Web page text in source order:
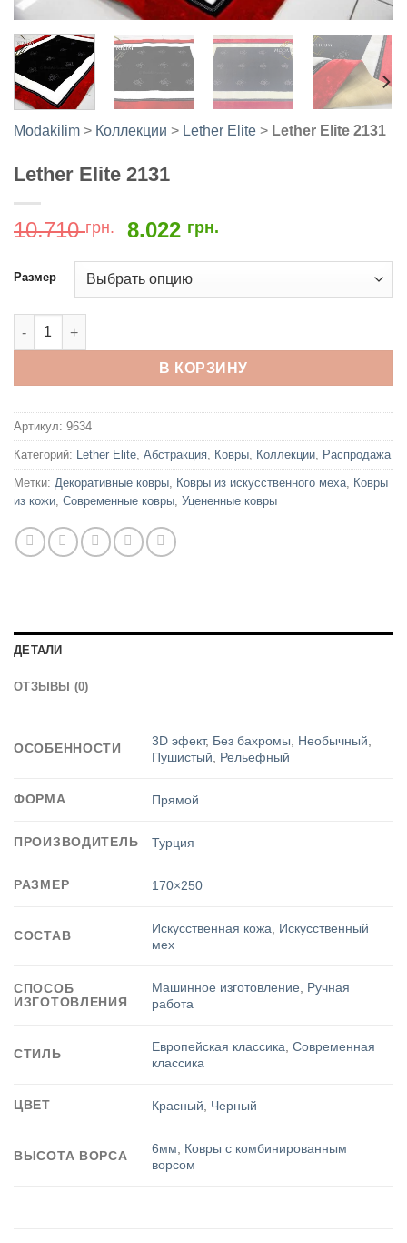
Modakilim > Коллекции > Lether Elite > Lether Elite 2131
Lether Elite 2131
10.710грн.
Первоначальная
составляла
10.710
8.022 грн.
грн..
Размер
Количество товара Lether Elite 2131
В КОРЗИНУ
Артикул: 9634
Категорий: Lether Elite, Абстракция, Ковры, Коллекции, Распродажа
Метки: Декоративные ковры, Ковры из искусственного меха, Ковры
из кожи, Современные ковры, Уцененные ковры
ДЕТАЛИ
ОТЗЫВЫ (0)
ОСОБЕННОСТИ 3D эфект, Без бахромы, Необычный,
Пушистый, Рельефный
ФОРМА Прямой
ПРОИЗВОДИТЕЛЬ Турция
РАЗМЕР 170×250
СОСТАВ Искусственная кожа, Искусственный
мех
СПОСОБ
ИЗГОТОВЛЕНИЯ
Машинное изготовление, Ручная
работа
СТИЛЬ Европейская классика,Современная
классика
ЦВЕТ Красный, Черный
ВЫСОТА ВОРСА 6мм, Ковры с комбинированным
ворсом